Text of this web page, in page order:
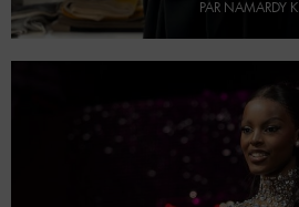
PAR NAMARDY K